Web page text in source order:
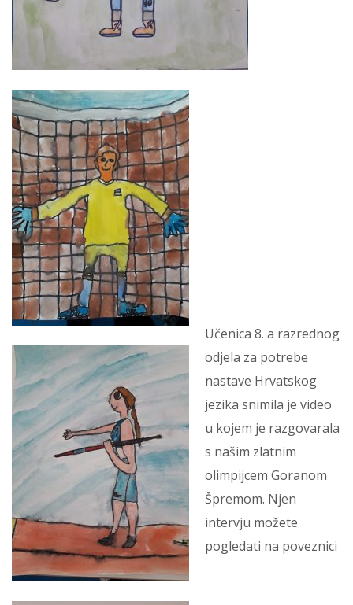
Učenica 8. a razrednog
odjela za potrebe
nastave Hrvatskog
jezika snimila je video
u kojem je razgovarala
s našim zlatnim
olimpijcem Goranom
Špremom. Njen
intervju možete
pogledati na poveznici